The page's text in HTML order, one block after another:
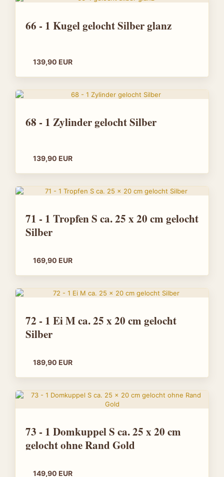
66 - 1 Kugel gelocht Silber glanz
139,90 EUR
68 - 1 Zylinder gelocht Silber
139,90 EUR
71 - 1 Tropfen S ca. 25 x 20 cm gelocht
Silber
169,90 EUR
72 - 1 Ei M ca. 25 x 20 cm gelocht
Silber
189,90 EUR
73 - 1 Domkuppel S ca. 25 x 20 cm
gelocht ohne Rand Gold
149,90 EUR